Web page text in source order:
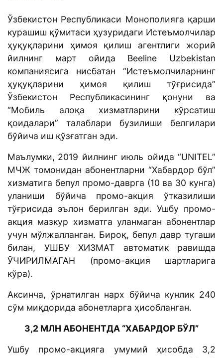
Ўзбекистон Республикаси Монополияга қарши
курашиш қўмитаси ҳузуридаги Истеъмолчилар
ҳуқуқларини ҳимоя қилиш агентлиги жорий
йилнинг март ойида Beeline Uzbekistan
компаниясига нисбатан “Истеъмолчиларнинг
ҳуқуқларини ҳимоя қилиш тўғрисида”
Ўзбекистон Республикасининг қонуни ва
“Мобиль алоқа хизматларини кўрсатиш
қоидалари” талаблари бузилиши белгилари
бўйича иш қўзғатган эди.
Маълумки, 2019 йилнинг июль ойида “UNITEL”
МЧЖ томонидан абонентларни “Хабардор бўл”
хизматига бепул промо-даврга (10 ва 30 кунга)
уланиши бўйича промо-акция ўтказилиши
тўғрисида эълон берилган эди. Ушбу промо-
акция мазкур хизматга уланмаган абонентлар
учун мўлжалланган. Бироқ, бепул давр тугаши
билан, УШБУ ХИЗМАТ автоматик равишда
ЎЧИРИЛМАГАН (промо-акция шартларига
кўра).
Аксинча, ўрнатилган нарх бўйича кунлик 240
сўм миқдорида абонетларга ҳисобланган.
3,2 МЛН АБОНЕНТДА “ХАБАРДОР БЎЛ”
Ушбу промо-акцияга умумий ҳисобда 3,2